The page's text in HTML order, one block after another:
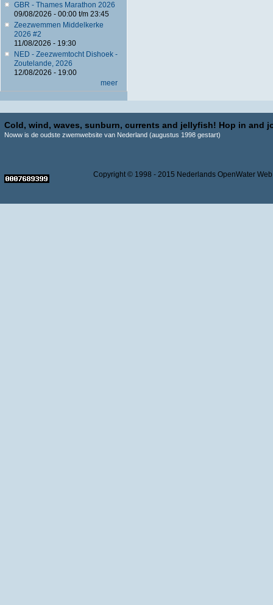
GBR - Thames Marathon 2026
09/08/2026 - 00:00t/m 23:45
Zeezwemmen Middelkerke
2026 #2
11/08/2026 - 19:30
NED - Zeezwemtocht Dishoek -
Zoutelande, 2026
12/08/2026 - 19:00
meer
Cold, wind, waves, sunburn, currents and jellyfish! Hop in and
Noww is de oudste zwemwebsite van Nederland (augustus 1998 gestart)
Copyright © 1998 - 2015 Nederlands OpenWater